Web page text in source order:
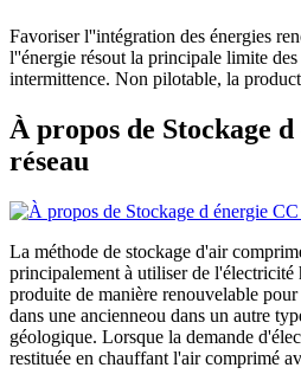
Favoriser l''intégration des énergies
l''énergie résout la principale limite
intermittence. Non pilotable, la
À propos de Stockage
réseau
La méthode de stockage d'air
principalement à utiliser de l'électricité
produite de manière renouvelable
dans une ancienneou dans un autre
géologique. Lorsque la demande
restituée en chauffant l'air comprimé